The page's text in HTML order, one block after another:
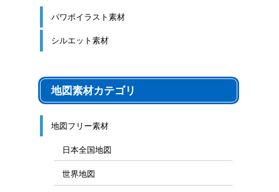
パワポイラスト素材
シルエット素材
地図素材カテゴリ
地図フリー素材
日本全国地図
世界地図